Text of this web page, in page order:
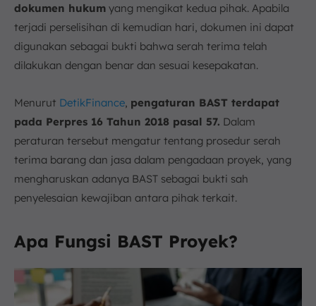
dokumen hukum yang mengikat kedua pihak. Apabila
terjadi perselisihan di kemudian hari, dokumen ini dapat
digunakan sebagai bukti bahwa serah terima telah
dilakukan dengan benar dan sesuai kesepakatan.
Menurut DetikFinance, pengaturan BAST terdapat
pada Perpres 16 Tahun 2018 pasal 57. Dalam
peraturan tersebut mengatur tentang prosedur serah
terima barang dan jasa dalam pengadaan proyek, yang
mengharuskan adanya BAST sebagai bukti sah
penyelesaian kewajiban antara pihak terkait.
Apa Fungsi BAST Proyek?